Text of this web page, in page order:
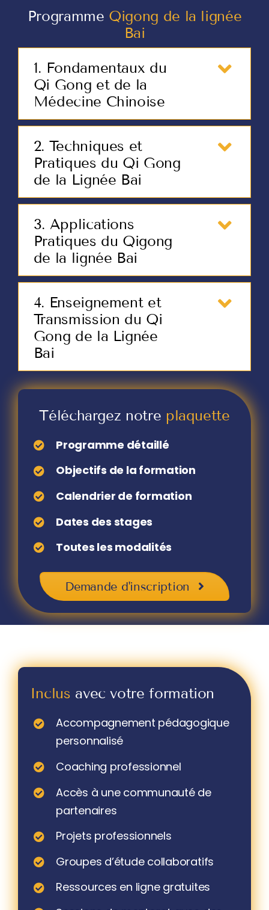
Programme Qigong de la lignée
Bai
1. Fondamentaux du
Qi Gong et de la
Médecine Chinoise
2. Techniques et
Pratiques du Qi Gong
de la Lignée Bai
3. Applications
Pratiques du Qigong
de la lignée Bai
4. Enseignement et
Transmission du Qi
Gong de la Lignée
Bai
Téléchargez notre plaquette
Programme détaillé
Objectifs de la formation
Calendrier de formation
Dates des stages
Toutes les modalités
Demande d'inscription
Inclus avec votre formation
Accompagnement pédagogique
personnalisé
Coaching professionnel
Accès à une communauté de
partenaires
Projets professionnels
Groupes d’étude collaboratifs
Ressources en ligne gratuites